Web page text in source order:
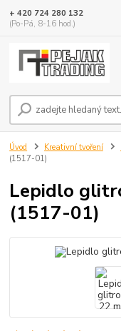
+ 420 724 280 132
(Po-Pá, 8-16 hod.)
Úvod Kreativní tvoření
(1517-01)
Lepidlo
(1517-01)